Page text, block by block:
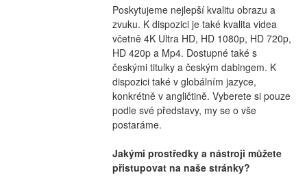
Poskytujeme nejlepší kvalitu obrazu a
zvuku. K dispozici je také kvalita videa
včetně 4K Ultra HD, HD 1080p, HD 720p,
HD 420p a Mp4. Dostupné také s
českými titulky a českým dabingem. K
dispozici také v globálním jazyce,
konkrétně v angličtině. Vyberete si pouze
podle své představy, my se o vše
postaráme.
Jakými prostředky a nástroji můžete
přistupovat na naše stránky?